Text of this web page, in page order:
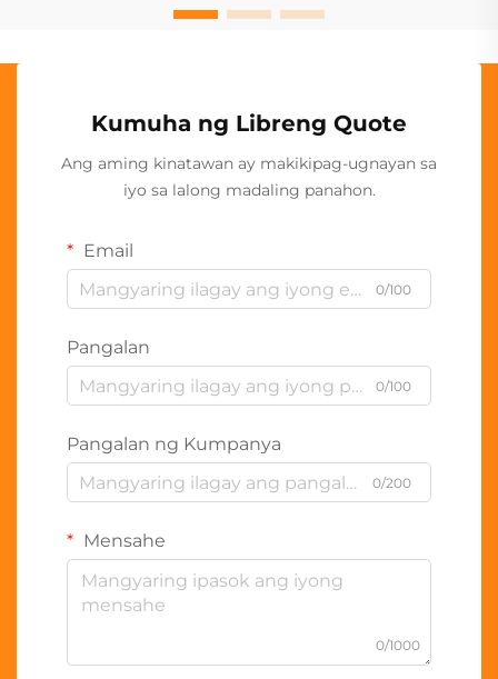
Kumuha ng Libreng Quote
Ang aming kinatawan ay makikipag-ugnayan sa
iyo sa lalong madaling panahon.
Email
0/100
Pangalan
0/100
Pangalan ng Kumpanya
0/200
Mensahe
0/1000